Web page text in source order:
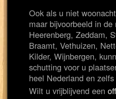
Ook als u niet
maar bijvoorbeeld in de
Heerenberg, Zeddam,
Braamt, Vethuizen,
Kilder, Wijnbergen,
schutting voor u
heel Nederland en
Wilt u vrijblijvend een